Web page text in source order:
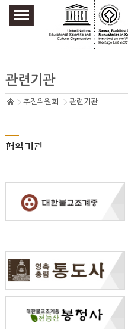
주요메뉴 바로가기
본문 바로가기
하단메뉴 바로가기
관련기관
추진위원회 관련기관
협약기관